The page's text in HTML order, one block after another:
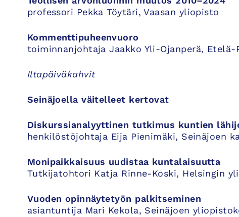
professori Pekka Töytäri, Vaasan yliopisto
Kommenttipuheenvuoro
toiminnanjohtaja Jaakko Yli-Ojanperä,
Iltapäiväkahvit
Seinäjoella väitelleet kertovat
Diskurssianalyyttinen tutkimus kuntien
henkilöstöjohtaja Eija Pienimäki, Seinäjoen
Monipaikkaisuus uudistaa kuntalaisuutta
Tutkijatohtori Katja Rinne-Koski, Helsingin
Vuoden opinnäytetyön palkitseminen
asiantuntija Mari Kekola, Seinäjoen